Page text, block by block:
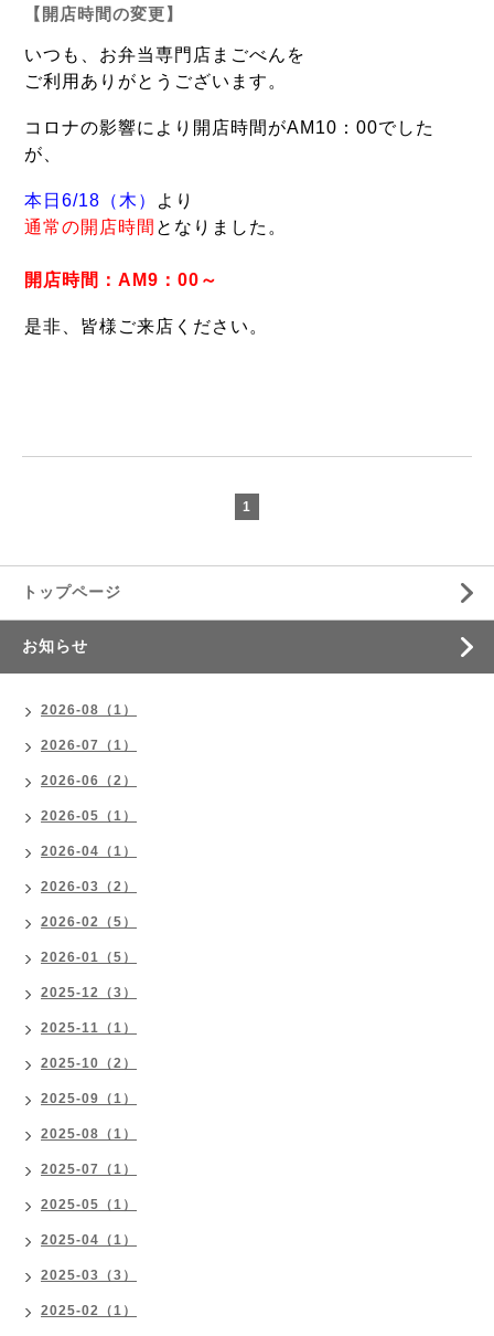
【開店時間の変更】
いつも、お弁当専門店まごべんを
ご利用ありがとうございます。
コロナの影響により開店時間がAM10：00でした
が、
本日6/18（木）
より
通常の開店時間 となりました。
開店時間：AM9：00～
是非、皆様ご来店ください。
1
トップページ
お知らせ
2026-08（1）
2026-07（1）
2026-06（2）
2026-05（1）
2026-04（1）
2026-03（2）
2026-02（5）
2026-01（5）
2025-12（3）
2025-11（1）
2025-10（2）
2025-09（1）
2025-08（1）
2025-07（1）
2025-05（1）
2025-04（1）
2025-03（3）
2025-02（1）